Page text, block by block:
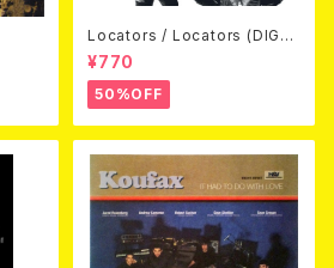
Locators / Locators (DIGPA
CK CD)
¥770
50%OFF